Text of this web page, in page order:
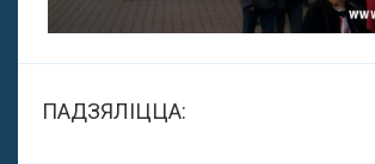
ПАДЗЯЛІЦЦА: